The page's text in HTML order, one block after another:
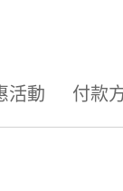
活動 付款